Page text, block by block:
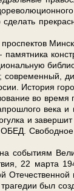
сде­лать
со­вре­мен­ный,
История
во
ве­ка и
и
со­бы­ти­ям
22 мар­та
был